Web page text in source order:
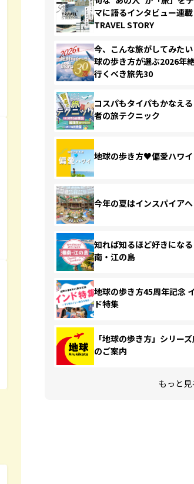
マに語るインタビュー連載
TRAVEL STORY
今、こんな旅がしてみた
球の歩き方が選ぶ2026年
行くべき旅先30
コスパもタイパもかなえ
者の旅テクニック
地球の歩き方♥偏愛ハワイ
今年の夏はインスパイアへ
知れば知るほど好きにな
南・江の島
地球の歩き方45周年記念
ド特集
「地球の歩き方」シリー
のご案内
もっと見